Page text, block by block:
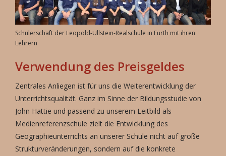
Schülerschaft der Leopold-Ullstein-Realschule in Fürth mit ihren
Lehrern
Verwendung des Preisgeldes
Zentrales Anliegen ist für uns die Weiterentwicklung der
Unterrichtsqualität. Ganz im Sinne der Bildungsstudie von
John Hattie und passend zu unserem Leitbild als
Medienreferenzschule zielt die Entwicklung des
Geographieunterrichts an unserer Schule nicht auf große
Strukturveränderungen, sondern auf die konkrete